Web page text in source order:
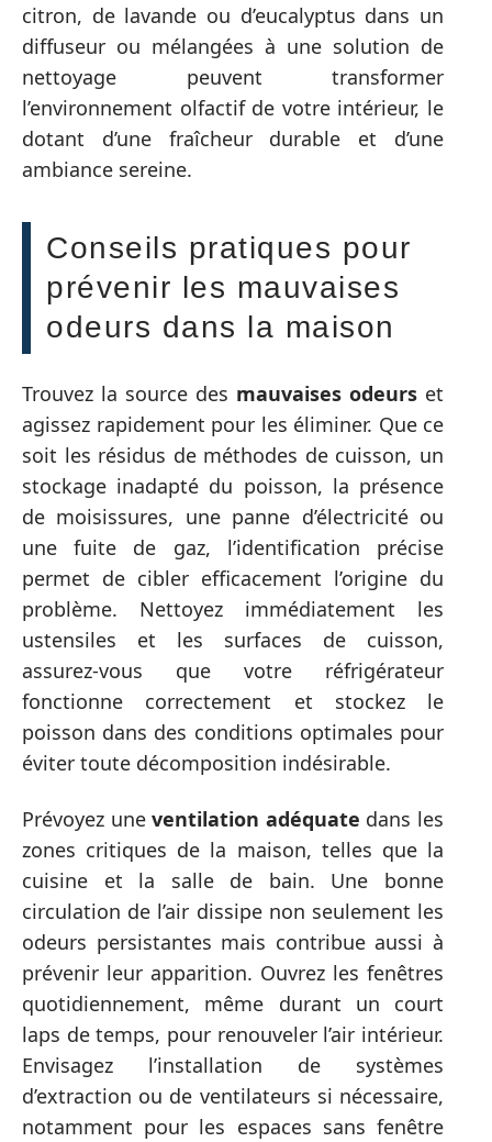
citron, de lavande ou d’eucalyptus dans un
diffuseur ou mélangées à une solution de
nettoyage peuvent transformer
l’environnement olfactif de votre intérieur, le
dotant d’une fraîcheur durable et d’une
ambiance sereine.
Conseils pratiques pour
prévenir les mauvaises
odeurs dans la maison
Trouvez la source des mauvaises odeurs et
agissez rapidement pour les éliminer. Que ce
soit les résidus de méthodes de cuisson, un
stockage inadapté du poisson, la présence
de moisissures, une panne d’électricité ou
une fuite de gaz, l’identification précise
permet de cibler efficacement l’origine du
problème. Nettoyez immédiatement les
ustensiles et les surfaces de cuisson,
assurez-vous que votre réfrigérateur
fonctionne correctement et stockez le
poisson dans des conditions optimales pour
éviter toute décomposition indésirable.
Prévoyez uneventilation adéquate dans les
zones critiques de la maison, telles que la
cuisine et la salle de bain. Une bonne
circulation de l’air dissipe non seulement les
odeurs persistantes mais contribue aussi à
prévenir leur apparition. Ouvrez les fenêtres
quotidiennement, même durant un court
laps de temps, pour renouveler l’air intérieur.
Envisagez l’installation de systèmes
d’extraction ou de ventilateurs si nécessaire,
notamment pour les espaces sans fenêtre